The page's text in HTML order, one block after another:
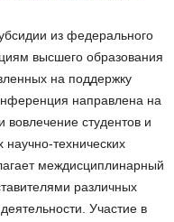
из федерального
высшего образования
на поддержку
направлена на
вовлечение студентов и
технических
междисциплинарный
различных
Участие в